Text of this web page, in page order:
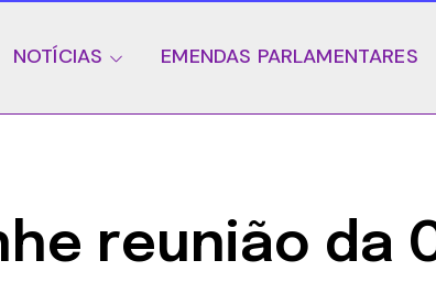
NOTÍCIAS EMENDAS PARLAMENTARES
reunião da